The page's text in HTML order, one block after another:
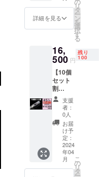
により
量産効
率が向
売価格
が販売
予定価
格より
下がる
可能性
もござ
いま
す。
みの価
格とな
用ホル
ダーは
別売り
となり
ます。
ご希望
の場合
は追加
オプ
ション
をご購
入くだ
さい。
※皆様の
ご支援
により
円の
40%OF
F X2
Light 4
送りい
たしま
す。 ■
商品内
容 X2
Light ×4
専用シ
リコン
シェー
ド ×4 取
扱説明
書 ×4 ※
税込、
送料込
みの価
詳細を見る
リ
タ
ー
ン
を
選
択
す
る
16,
500 円
残り
100
【10個
セット
割
13,500
円引 】
Light
100セッ
ト限定
一般販
売予定
価格
30,000
支援
者：
0人
お届
け予
定：
2024
年04
月
こ
の
リ
タ
ー